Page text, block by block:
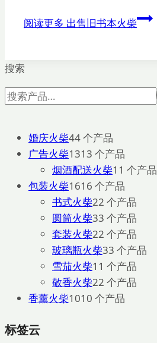
阅读更多 出售旧书本火柴
搜索
婚庆火柴44 个产品
广告火柴1313 个产品
烟酒配送火柴1 1 个产品
包装火柴1616 个产品
书式火柴22 个产品
圆筒火柴33 个产品
套装火柴22 个产品
玻璃瓶火柴33 个产品
雪茄火柴1 1 个产品
敬香火柴22 个产品
香薰火柴1010 个产品
标签云